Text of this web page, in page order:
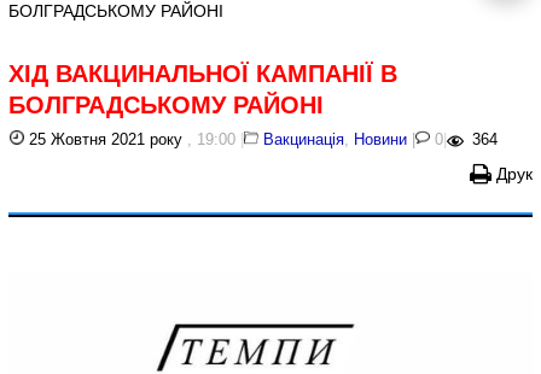
БОЛГРАДСЬКОМУ РАЙОНІ
ХІД ВАКЦИНАЛЬНОЇ КАМПАНІЇ В
БОЛГРАДСЬКОМУ РАЙОНІ
25 Жовтня 2021 року , 19:00 | Вакцинація, Новини | 0 | 364
Друк